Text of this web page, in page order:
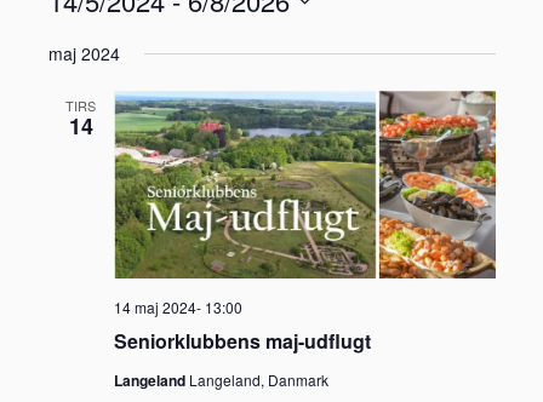
maj 2024
TIRS
14
Seniorklubbens maj-udflugt
14 maj 2024- 13:00
Langeland Langeland, Danmark